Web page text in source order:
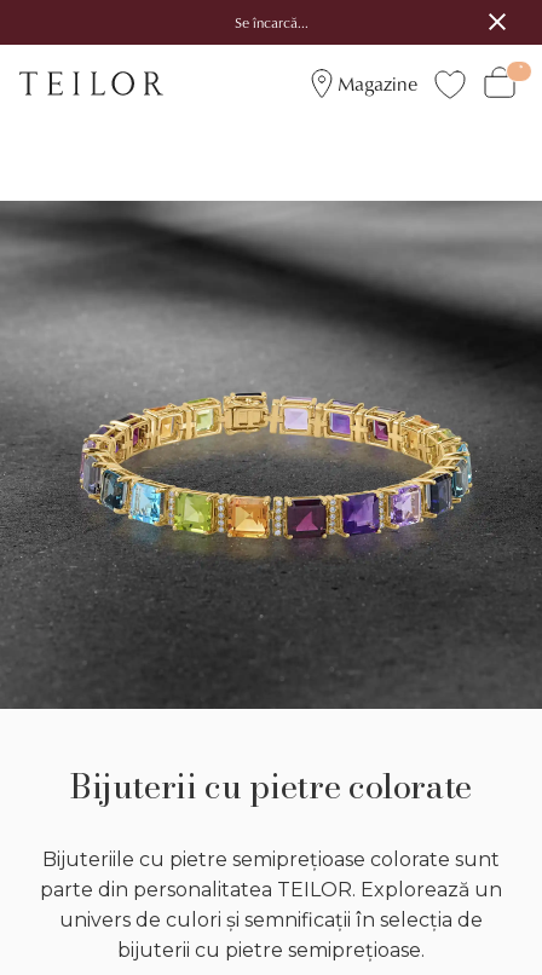
Se încarcă...
Magazine
Bijuterii cu pietre colorate
Bijuteriile cu pietre semiprețioase colorate sunt
parte din personalitatea TEILOR. Explorează un
univers de culori și semnificații în selecția de
bijuterii cu pietre semiprețioase.